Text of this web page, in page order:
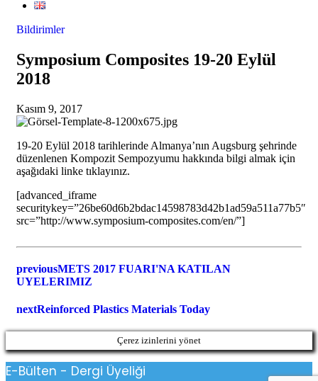
Bildirimler
Symposium Composites 19-20 Eylül
2018
Kasım 9, 2017
19-20 Eylül 2018 tarihlerinde Almanya’nın Augsburg şehrinde
düzenlenen Kompozit Sempozyumu hakkında bilgi almak için
aşağıdaki linke tıklayınız.
[advanced_iframe
securitykey=”26be60d6b2bdac14598783d42b1ad59a511a77b5″
src=”http://www.symposium-composites.com/en/”]
previousMETS 2017 FUARI'NA KATILAN
UYELERIMIZ
nextReinforced Plastics Materials Today
Çerez izinlerini yönet
E-Bülten - Dergi Üyeliği